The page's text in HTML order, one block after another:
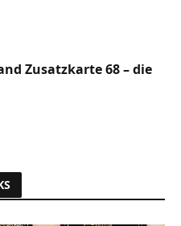
Zusatzkarte 68 – die